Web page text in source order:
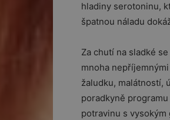
hladiny serotoninu,
špatnou náladu
Za chutí na sladké
mnoha
žaludku, malátností,
poradkyně
potravinu s